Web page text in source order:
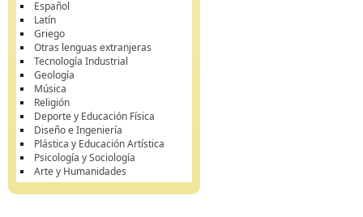
Español
Latín
Griego
Otras lenguas extranjeras
Tecnología Industrial
Geología
Música
Religión
Deporte y Educación Física
Diseño e Ingeniería
Plástica y Educación Artística
Psicología y Sociología
Arte y Humanidades